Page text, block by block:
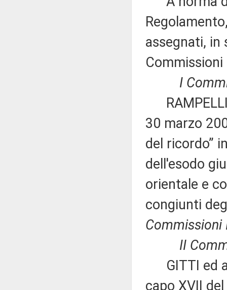
assegnati, in
I
RAMPELLI
30 marzo
del ricordo”
dell'esodo
orientale e
congiunti
Commissioni
II
GITTI ed
capo XVII